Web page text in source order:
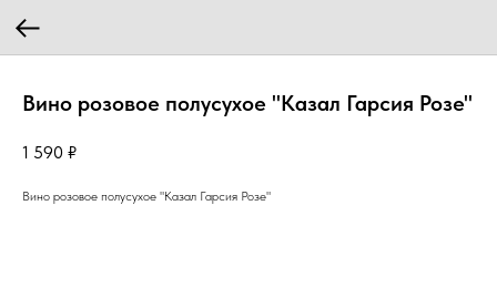
Вино розовое полусухое "Казал Гарсия Розе"
1 590 ₽
Вино розовое полусухое "Казал Гарсия Розе"